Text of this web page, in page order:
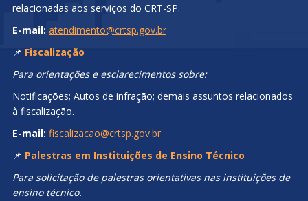
relacionadas aos serviços do CRT-SP.
E-mail: atendimento@crtsp.gov.br
📌 Fiscalização
Para orientações e esclarecimentos sobre:
Notificações; Autos de infração; demais assuntos relacionados
à fiscalização.
E-mail: fiscalizacao@crtsp.gov.br
📌 Palestras em Instituições de Ensino Técnico
Para solicitação de palestras orientativas nas instituições de
ensino técnico.